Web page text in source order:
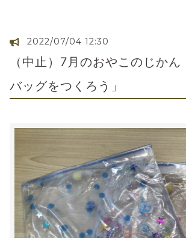
2022/07/04 12:30
（中止）7月のおやこのじか
バッグをつくろう」